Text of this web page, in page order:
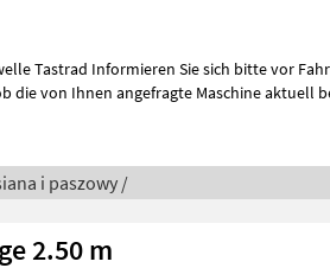
Sie sich bitte vor Fahrt-
i paszowy /
2.50 m